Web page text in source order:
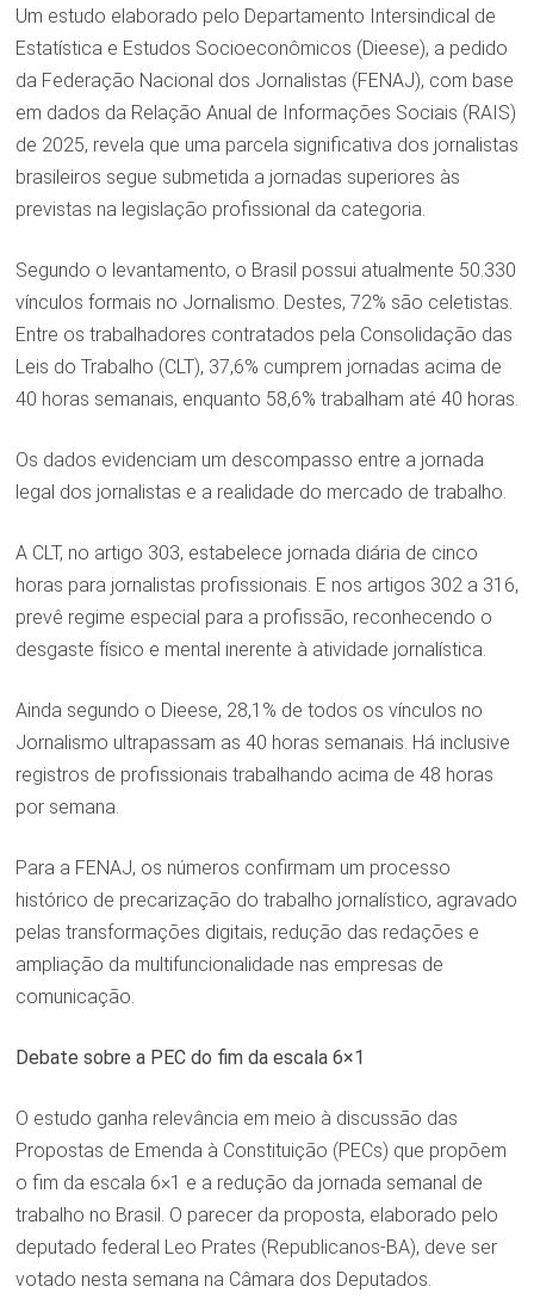
Um estudo elaborado pelo Departamento Intersindical de
Estatística e Estudos Socioeconômicos (Dieese), a pedido
da Federação Nacional dos Jornalistas (FENAJ), com base
em dados da Relação Anual de Informações Sociais (RAIS)
de 2025, revela que uma parcela significativa dos jornalistas
brasileiros segue submetida a jornadas superiores às
previstas na legislação profissional da categoria.
Segundo o levantamento, o Brasil possui atualmente 50.330
vínculos formais no Jornalismo. Destes, 72% são celetistas.
Entre os trabalhadores contratados pela Consolidação das
Leis do Trabalho (CLT), 37,6% cumprem jornadas acima de
40 horas semanais, enquanto 58,6% trabalham até 40 horas.
Os dados evidenciam um descompasso entre a jornada
legal dos jornalistas e a realidade do mercado de trabalho.
A CLT, no artigo 303, estabelece jornada diária de cinco
horas para jornalistas profissionais. E nos artigos 302 a 316,
prevê regime especial para a profissão, reconhecendo o
desgaste físico e mental inerente à atividade jornalística.
Ainda segundo o Dieese, 28,1% de todos os vínculos no
Jornalismo ultrapassam as 40 horas semanais. Há inclusive
registros de profissionais trabalhando acima de 48 horas
por semana.
Para a FENAJ, os números confirmam um processo
histórico de precarização do trabalho jornalístico, agravado
pelas transformações digitais, redução das redações e
ampliação da multifuncionalidade nas empresas de
comunicação.
Debate sobre a PEC do fim da escala 6×1
O estudo ganha relevância em meio à discussão das
Propostas de Emenda à Constituição (PECs) que propõem
o fim da escala 6×1 e a redução da jornada semanal de
trabalho no Brasil. O parecer da proposta, elaborado pelo
deputado federal Leo Prates (Republicanos-BA), deve ser
votado nesta semana na Câmara dos Deputados.